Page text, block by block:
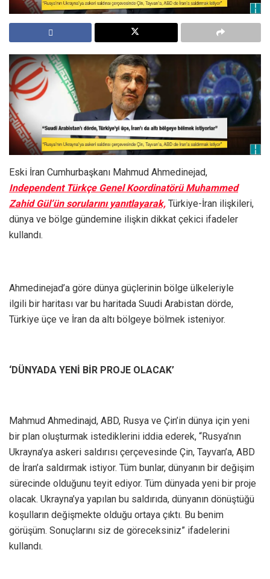
Eski İran Cumhurbaşkanı Mahmud Ahmedinejad,
Independent Türkçe Genel Koordinatörü Muhammed
Zahid Gül’ün sorularını yanıtlayarak, Türkiye-İran ilişkileri,
dünya ve bölge gündemine ilişkin dikkat çekici ifadeler
kullandı.
Ahmedinejad’a göre dünya güçlerinin bölge ülkeleriyle
ilgili bir haritası var bu haritada Suudi Arabistan dörde,
Türkiye üçe ve İran da altı bölgeye bölmek isteniyor.
‘DÜNYADA YENİ BİR PROJE OLACAK’
Mahmud Ahmedinajd, ABD, Rusya ve Çin’in dünya için yeni
bir plan oluşturmak istediklerini iddia ederek, “Rusya’nın
Ukrayna’ya askeri saldırısı çerçevesinde Çin, Tayvan’a, ABD
de İran’a saldırmak istiyor. Tüm bunlar, dünyanın bir değişim
sürecinde olduğunu teyit ediyor. Tüm dünyada yeni bir proje
olacak. Ukrayna’ya yapılan bu saldırıda, dünyanın dönüştüğü
koşulların değişmekte olduğu ortaya çıktı. Bu benim
görüşüm. Sonuçlarını siz de göreceksiniz” ifadelerini
kullandı.